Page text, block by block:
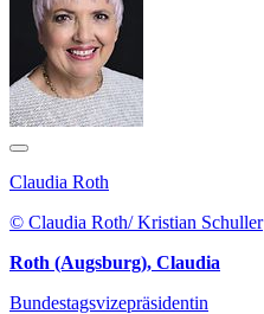
Claudia Roth
© Claudia Roth/ Kristian Schuller
Roth (Augsburg), Claudia
Bundestagsvizepräsidentin